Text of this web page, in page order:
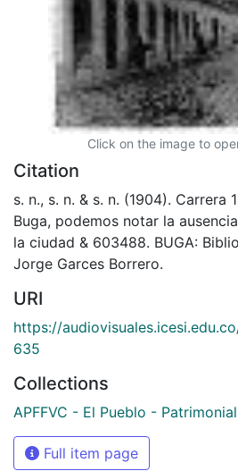
Click on the image to
Citation
s. n., s. n. & s. n. (1904). Carrera
Buga, podemos notar la
la ciudad & 603488. BUGA:
Jorge Garces Borrero.
URI
https://
635
Collections
APFFVC - El Pueblo - Patrimonial
Full item page